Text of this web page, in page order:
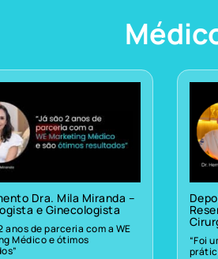
Dra. Mila Miranda –
e Ginecologista
anos de parceria com a WE
Médico e ótimos
“Foi